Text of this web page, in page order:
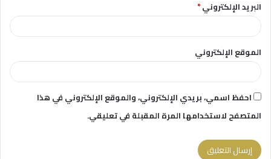
البريد الإلكتروني*
الموقع الإلكتروني
احفظ اسمي، بريدي الإلكتروني، والموقع الإلكتروني في هذا
المتصفح لاستخدامها المرة المقبلة في تعليقي.